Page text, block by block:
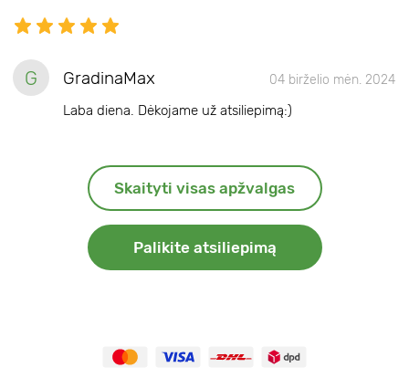
G GradinaMax 04 birželio mėn. 2024
Laba diena. Dėkojame už atsiliepimą:)
Skaityti visas apžvalgas
Palikite atsiliepimą